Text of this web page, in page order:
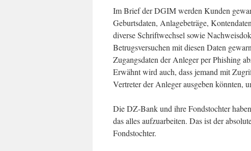
Im Brief der DGIM werden Kunden
Geburtsdaten, Anlagebeträge,
diverse Schriftwechsel sowie
Betrugsversuchen mit diesen Daten
Zugangsdaten der Anleger per Phishing
Erwähnt wird auch, dass jemand mit
Vertreter der Anleger ausgeben könnten,
Die DZ-Bank und ihre Fondstochter
das alles aufzuarbeiten. Das ist der
Fondstochter.